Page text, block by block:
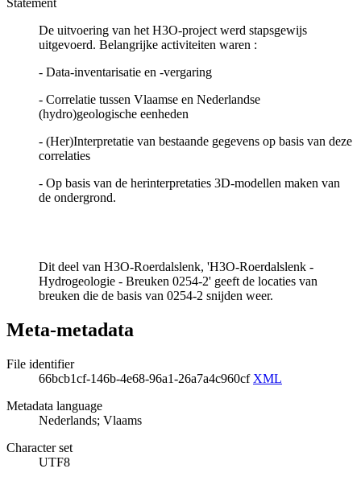
Statement
De uitvoering van het H3O-project werd stapsgewijs
uitgevoerd. Belangrijke activiteiten waren :
- Data-inventarisatie en -vergaring
- Correlatie tussen Vlaamse en Nederlandse
(hydro)geologische eenheden
- (Her)Interpretatie van bestaande gegevens op basis van deze
correlaties
- Op basis van de herinterpretaties 3D-modellen maken van
de ondergrond.
Dit deel van H3O-Roerdalslenk, 'H3O-Roerdalslenk -
Hydrogeologie - Breuken 0254-2' geeft de locaties van
breuken die de basis van 0254-2 snijden weer.
Meta-metadata
File identifier
66bcb1cf-146b-4e68-96a1-26a7a4c960cf XML
Metadata language
Nederlands; Vlaams
Character set
UTF8